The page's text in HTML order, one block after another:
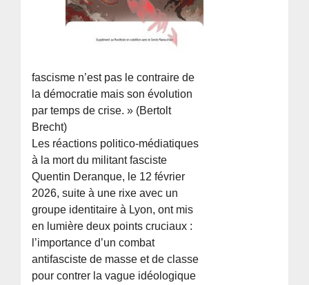
fascisme n’est pas le contraire de
la démocratie mais son évolution
par temps de crise. » (Bertolt
Brecht)
Les réactions politico-médiatiques
à la mort du militant fasciste
Quentin Deranque, le 12 février
2026, suite à une rixe avec un
groupe identitaire à Lyon, ont mis
en lumière deux points cruciaux :
l’importance d’un combat
antifasciste de masse et de classe
pour contrer la vague idéologique